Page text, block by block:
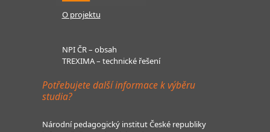
O projektu
NPI ČR – obsah
TREXIMA – technické řešení
Potřebujete další informace k výběru
studia?
Národní pedagogický institut České republiky